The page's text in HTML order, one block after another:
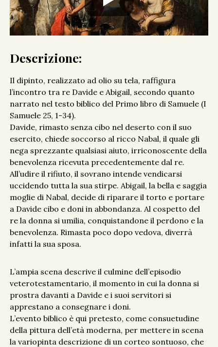
Descrizione:
Il dipinto, realizzato ad olio su tela, raffigura
l’incontro tra re Davide e Abigail, secondo quanto
narrato nel testo biblico del Primo libro di Samuele (I
Samuele 25, 1-34).
Davide, rimasto senza cibo nel deserto con il suo
esercito, chiede soccorso al ricco Nabal, il quale gli
nega sprezzante qualsiasi aiuto, irriconoscente della
benevolenza ricevuta precedentemente dal re.
All’udire il rifiuto, il sovrano intende vendicarsi
uccidendo tutta la sua stirpe. Abigail, la bella e saggia
moglie di Nabal, decide di riparare il torto e portare
a Davide cibo e doni in abbondanza. Al cospetto del
re la donna si umilia, conquistandone il perdono e la
benevolenza. Rimasta poco dopo vedova, diverrà
infatti la sua sposa.
L’ampia scena descrive il culmine dell’episodio
veterotestamentario, il momento in cui la donna si
prostra davanti a Davide e i suoi servitori si
apprestano a consegnare i doni.
L’evento biblico è qui pretesto, come consuetudine
della pittura dell’età moderna, per mettere in scena
la variopinta descrizione di un corteo sontuoso, che